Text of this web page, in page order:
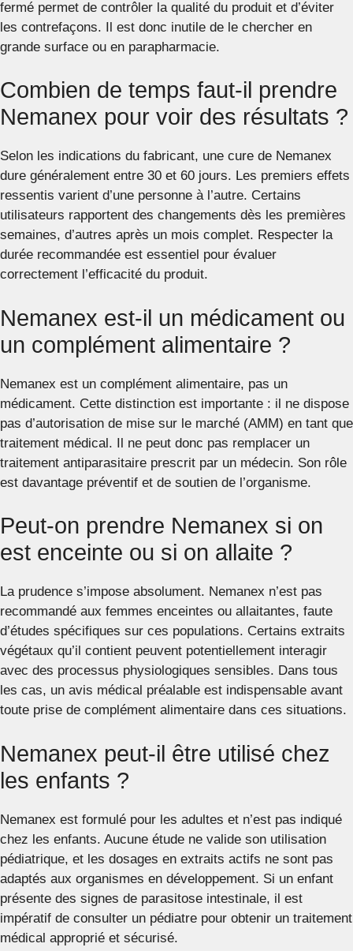
fermé permet de contrôler la qualité du produit et d’éviter
les contrefaçons. Il est donc inutile de le chercher en
grande surface ou en parapharmacie.
Combien de temps faut-il prendre
Nemanex pour voir des résultats ?
Selon les indications du fabricant, une cure de Nemanex
dure généralement entre 30 et 60 jours. Les premiers effets
ressentis varient d’une personne à l’autre. Certains
utilisateurs rapportent des changements dès les premières
semaines, d’autres après un mois complet. Respecter la
durée recommandée est essentiel pour évaluer
correctement l’efficacité du produit.
Nemanex est-il un médicament ou
un complément alimentaire ?
Nemanex est un complément alimentaire, pas un
médicament. Cette distinction est importante : il ne dispose
pas d’autorisation de mise sur le marché (AMM) en tant que
traitement médical. Il ne peut donc pas remplacer un
traitement antiparasitaire prescrit par un médecin. Son rôle
est davantage préventif et de soutien de l’organisme.
Peut-on prendre Nemanex si on
est enceinte ou si on allaite ?
La prudence s’impose absolument. Nemanex n’est pas
recommandé aux femmes enceintes ou allaitantes, faute
d’études spécifiques sur ces populations. Certains extraits
végétaux qu’il contient peuvent potentiellement interagir
avec des processus physiologiques sensibles. Dans tous
les cas, un avis médical préalable est indispensable avant
toute prise de complément alimentaire dans ces situations.
Nemanex peut-il être utilisé chez
les enfants ?
Nemanex est formulé pour les adultes et n’est pas indiqué
chez les enfants. Aucune étude ne valide son utilisation
pédiatrique, et les dosages en extraits actifs ne sont pas
adaptés aux organismes en développement. Si un enfant
présente des signes de parasitose intestinale, il est
impératif de consulter un pédiatre pour obtenir un traitement
médical approprié et sécurisé.